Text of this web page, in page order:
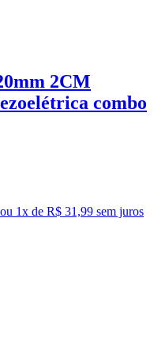
2CM
combo
ou 1x de R$ 31,99 sem juros